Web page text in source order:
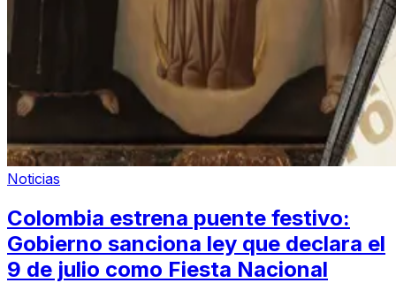
Noticias
Colombia estrena puente festivo:
Gobierno sanciona ley que declara el
9 de julio como Fiesta Nacional